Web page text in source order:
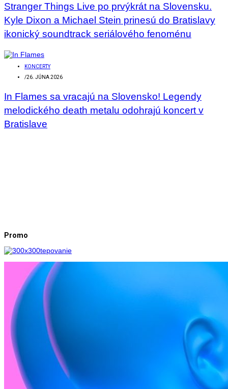
Stranger Things Live po prvýkrát na Slovensku.
Kyle Dixon a Michael Stein prinesú do Bratislavy
ikonický soundtrack seriálového fenoménu
KONCERTY
/26. JÚNA 2026
In Flames sa vracajú na Slovensko! Legendy
melodického death metalu odohrajú koncert v
Bratislave
Promo